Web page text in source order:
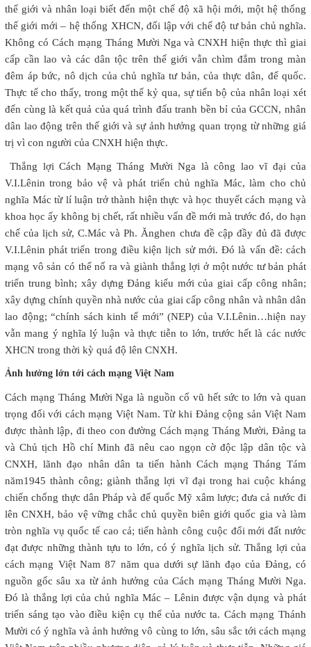
thế giới và nhân loại biết đến một chế độ xã hội mới, một hệ thống
thế giới mới – hệ thống XHCN, đối lập với chế độ tư bản chủ nghĩa.
Không có Cách mạng Tháng Mười Nga và CNXH hiện thực thì giai
cấp cần lao và các dân tộc trên thế giới vẫn chìm đắm trong màn
đêm áp bức, nô dịch của chủ nghĩa tư bản, của thực dân, đế quốc.
Thực tế cho thấy, trong một thế kỷ qua, sự tiến bộ của nhân loại xét
đến cùng là kết quả của quá trình đấu tranh bền bỉ của GCCN, nhân
dân lao động trên thế giới và sự ảnh hưởng quan trọng từ những giá
trị vì con người của CNXH hiện thực.
Thắng lợi Cách Mạng Tháng Mười Nga là công lao vĩ đại của
V.I.Lênin trong bảo vệ và phát triển chủ nghĩa Mác, làm cho chủ
nghĩa Mác từ lí luận trở thành hiện thực và học thuyết cách mạng và
khoa học ấy không bị chết, rất nhiều vấn đề mới mà trước đó, do hạn
chế của lịch sử, C.Mác và Ph. Ănghen chưa đề cập đầy đủ đã được
V.I.Lênin phát triển trong điều kiện lịch sử mới. Đó là vấn đề: cách
mạng vô sản có thể nổ ra và giành thắng lợi ở một nước tư bản phát
triển trung bình; xây dựng Đảng kiểu mới của giai cấp công nhân;
xây dựng chính quyền nhà nước của giai cấp công nhân và nhân dân
lao động; “chính sách kinh tế mới” (NEP) của V.I.Lênin…hiện nay
vẫn mang ý nghĩa lý luận và thực tiễn to lớn, trước hết là các nước
XHCN trong thời kỳ quá độ lên CNXH.
Ảnh hưởng lớn tới cách mạng Việt Nam
Cách mạng Tháng Mười Nga là nguồn cổ vũ hết sức to lớn và quan
trọng đối với cách mạng Việt Nam. Từ khi Đảng cộng sản Việt Nam
được thành lập, đi theo con đường Cách mạng Tháng Mười, Đảng ta
và Chủ tịch Hồ chí Minh đã nêu cao ngọn cờ độc lập dân tộc và
CNXH, lãnh đạo nhân dân ta tiến hành Cách mạng Tháng Tám
năm1945 thành công; giành thắng lợi vĩ đại trong hai cuộc kháng
chiến chống thực dân Pháp và đế quốc Mỹ xâm lược; đưa cả nước đi
lên CNXH, bảo vệ vững chắc chủ quyền biên giới quốc gia và làm
tròn nghĩa vụ quốc tế cao cả; tiến hành công cuộc đổi mới đất nước
đạt được những thành tựu to lớn, có ý nghĩa lịch sử. Thắng lợi của
cách mạng Việt Nam87 năm qua dưới sự lãnh đạo của Đảng, có
nguồn gốc sâu xa từ ảnh hưởng của Cách mạng Tháng Mười Nga.
Đó là thắng lợi của chủ nghĩa Mác – Lênin được vận dụng và phát
triển sáng tạo vào điều kiện cụ thể của nước ta. Cách mạng Thánh
Mười có ý nghĩa và ảnh hưởng vô cùng to lớn, sâu sắc tới cách mạng